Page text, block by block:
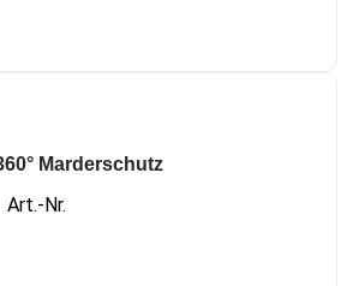
Marderschutz
Art.-Nr.